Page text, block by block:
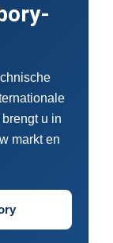
u in
markt en